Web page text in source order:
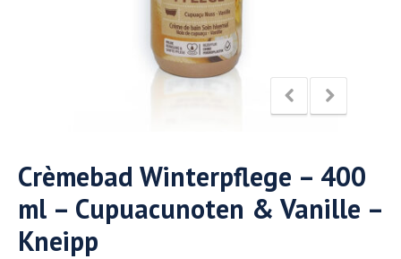
Crèmebad Winterpflege – 400
ml – Cupuacunoten & Vanille –
Kneipp